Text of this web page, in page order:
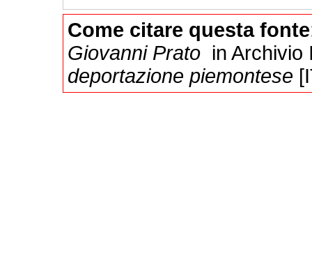
Come citare questa fonte
Giovanni Pratoin Archivio
deportazione piemontese